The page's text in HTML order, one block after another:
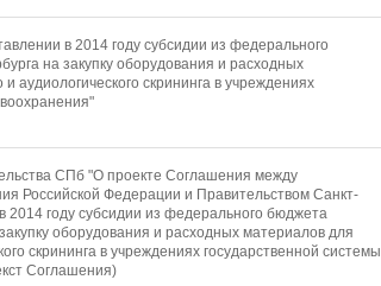
в 2014 году субсидии из федерального
на закупку оборудования и расходных
аудиологического скрининга в учреждениях
СПб "О проекте Соглашения между
Российской Федерации и Правительством Санкт-
2014 году субсидии из федерального бюджета
оборудования и расходных материалов для
скрининга в учреждениях государственной системы
Соглашения)